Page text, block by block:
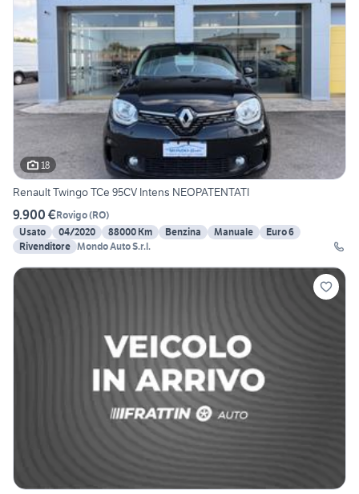
18
Renault Twingo TCe 95CV Intens NEOPATENTATI
9.900 €Rovigo(RO)
Usato
04/2020 88000 Km Benzina Manuale
Euro 6
Rivenditore Mondo Auto S.r.l.